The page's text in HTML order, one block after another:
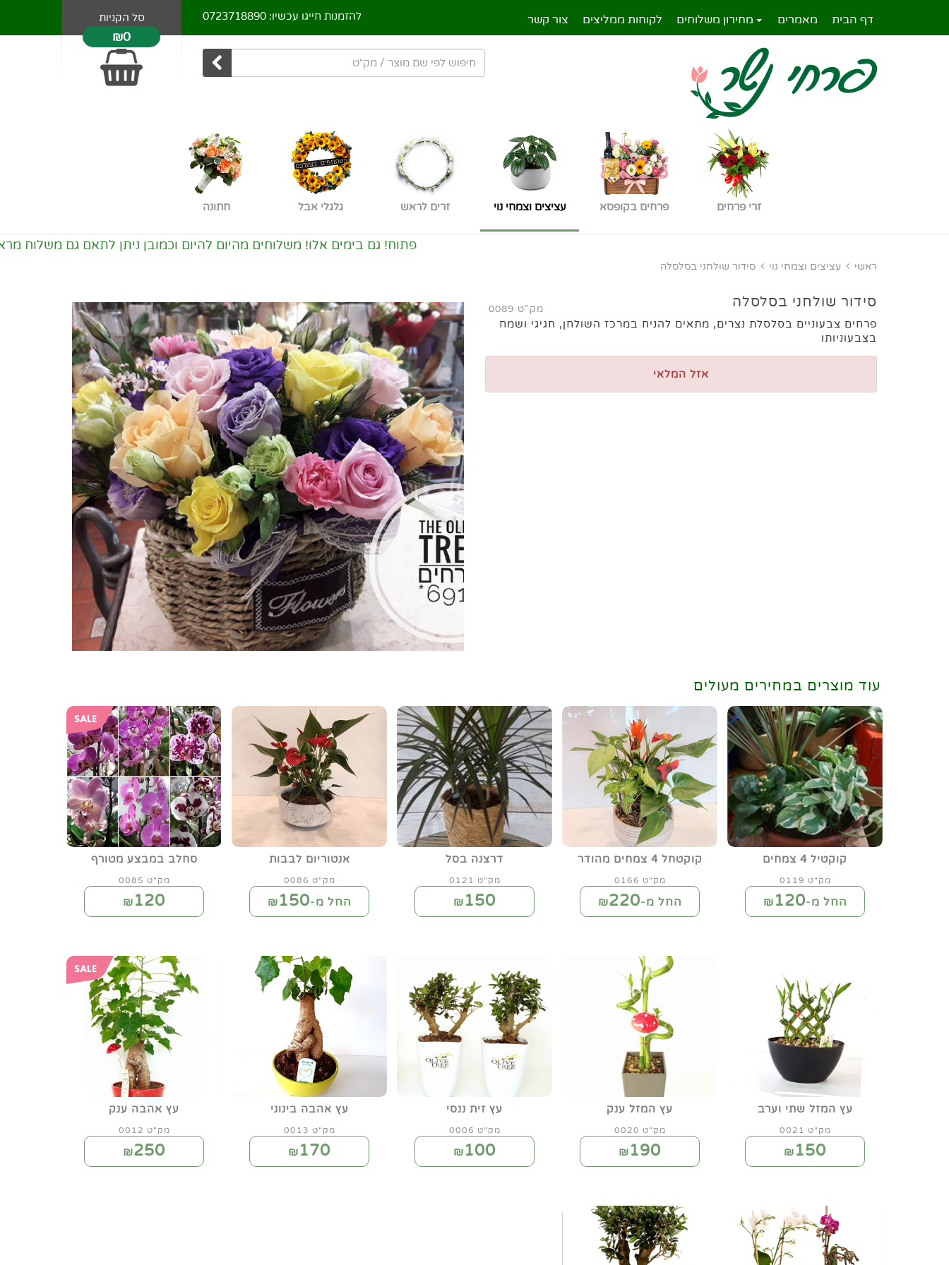
סל הקניות
₪0
להזמנות חייגו עכשיו: 0723718890 דף הבית מאמרים מחירון משלוחים לקוחות ממליצים צור קשר
זרי פרחים פרחים בקופסא עציצים וצמחי נוי זרים לראש גלגלי אבל חתונה
פתוח! גם בימים אלו! משלוחים מהיום להיום וכמובן ניתן לתאם גם משלוח מראש.
ראשי עציצים וצמחי נוי סידור שולחני בסלסלה
סידור שולחני בסלסלה מק"ט 0089
פרחים צבעוניים בסלסלת נצרים, מתאים להניח במרכז השולחן, חגיגי ושמח
בצבעוניותו
אזל המלאי
עוד מוצרים במחירים מעולים
קוקטיל 4 צמחים
מק"ט 0119
החל מ-₪120
קוקטחל 4 צמחים מהודר
מק"ט 0166
החל מ-₪220
דרצנה בסל
מק"ט 0121
₪ 150
אנטוריום לבבות
מק"ט 0086
החל מ-₪150
סחלב במבצע מטורף
מק"ט 0085
₪ 120
עץ המזל שתי וערב
מק"ט 0021
₪ 150
עץ המזל ענק
מק"ט 0020
₪ 190
עץ זית ננסי
מק"ט 0006
₪ 100
עץ אהבה בינוני
מק"ט 0013
₪ 170
עץ אהבה ענק
מק"ט 0012
₪250